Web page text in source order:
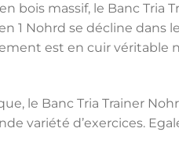
bois massif, le Banc Tria
1 Nohrd se décline dans
est en cuir véritable
le Banc Tria Trainer
variété d’exercices.